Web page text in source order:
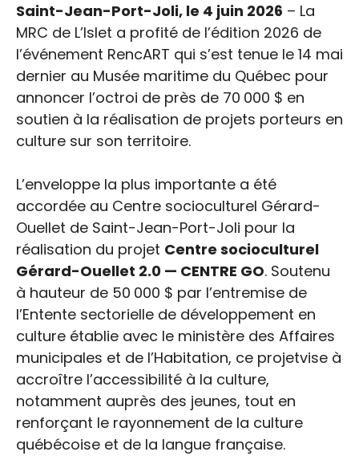
Saint-Jean-Port-Joli, le 4 juin 2026 – La
MRC de L’Islet a profité de l’édition 2026 de
l’événement RencART qui s’est tenue le 14 mai
dernier au Musée maritime du Québec pour
annoncer l’octroi de près de 70 000 $ en
soutien à la réalisation de projets porteurs en
culture sur son territoire.
L’enveloppe la plus importante a été
accordée au Centre socioculturel Gérard-
Ouellet de Saint-Jean-Port-Joli pour la
réalisation du projet Centre socioculturel
Gérard-Ouellet 2.0 — CENTRE GO. Soutenu
à hauteur de 50 000 $ par l’entremise de
l’Entente sectorielle de développement en
culture établie avec le ministère des Affaires
municipales et de l’Habitation, ce projetvise à
accroître l’accessibilité à la culture,
notamment auprès des jeunes, tout en
renforçant le rayonnement de la culture
québécoise et de la langue française.